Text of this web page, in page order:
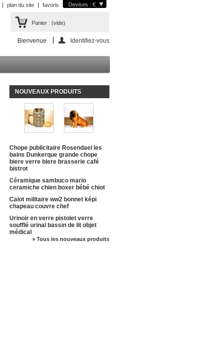
Devises : €
plan du site favoris
Panier : (vide)
Bienvenue Identifiez-vous
NOUVEAUX PRODUITS
Chope publicitaire Rosendael les
bains Dunkerque grande chope
biere verre biere brasserie café
bistrot
Céramique sambuco mario
ceramiche chien boxer bébé chiot
Calot militaire ww2 bonnet képi
chapeau couvre chef
Urinoir en verre pistolet verre
soufflé urinal bassin de lit objet
médical
» Tous les nouveaux produits